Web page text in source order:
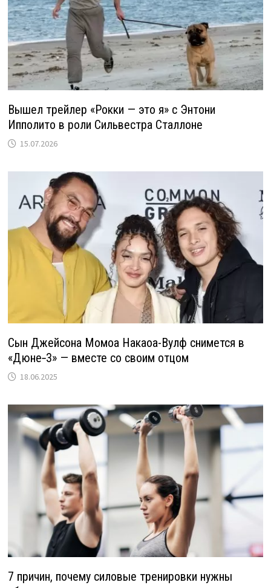
Вышел трейлер «Рокки — это я» с Энтони
Ипполито в роли Сильвестра Сталлоне
15.07.2026
Сын Джейсона Момоа Накаоа-Вулф снимется в
«Дюне‑3» — вместе со своим отцом
18.06.2025
7 причин, почему силовые тренировки нужны